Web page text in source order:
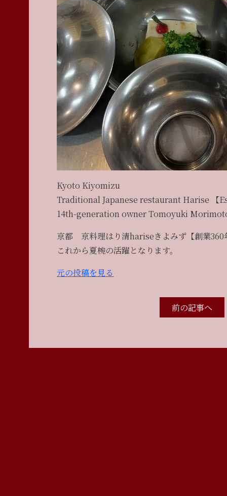
Kyoto Kiyomizu
Traditional Japanese restaurant Harise 【
14th-generation owner Tomoyuki
京都 京料理はり清hariseきよみず【創業
これから夏椀の活躍となります。
元の投稿を見る
前の記事へ